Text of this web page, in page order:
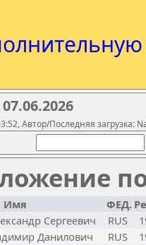
Автор/Последняя загрузка:
Имя ФЕД.
Сергеевич RUS
Данилович RUS